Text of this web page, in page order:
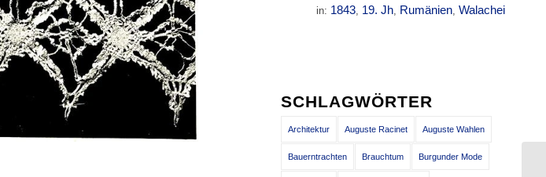
in: 1843, 19. Jh, Rumänien,Walachei
SCHLAGWÖRTER
Architektur Auguste Racinet Auguste Wahlen
Bauerntrachten Brauchtum Burgunder Mode